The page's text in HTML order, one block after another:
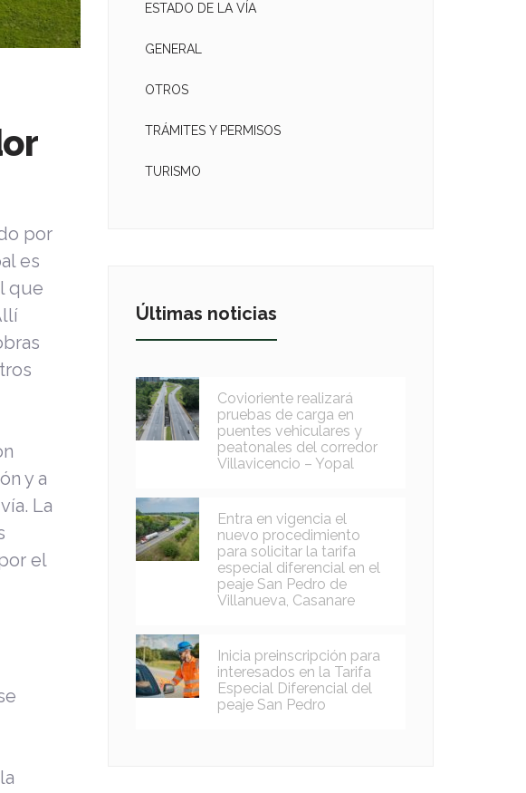
por
es
que
y a
La
el
ESTADO DE LA VÍA
GENERAL
OTROS
TRÁMITES Y PERMISOS
TURISMO
Últimas noticias
Covioriente realizará
pruebas de carga en
puentes vehiculares y
peatonales del corredor
Villavicencio – Yopal
Entra en vigencia el
nuevo procedimiento
para solicitar la tarifa
especial diferencial en el
peaje San Pedro de
Villanueva, Casanare
Inicia preinscripción para
interesados en la Tarifa
Especial Diferencial del
peaje San Pedro